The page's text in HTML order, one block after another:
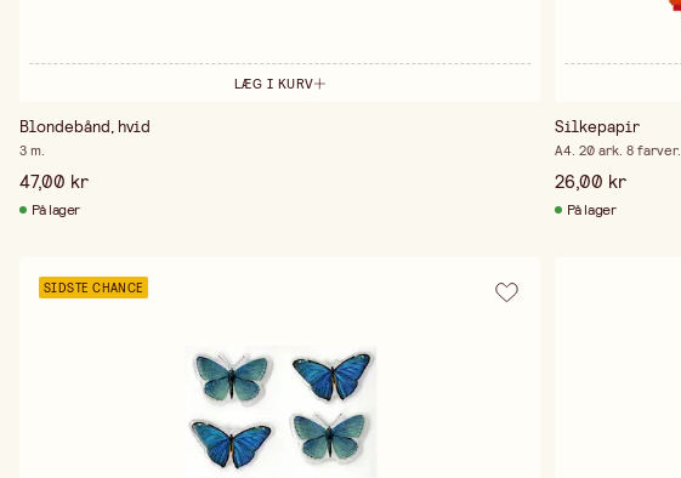
LÆG I KURV
Blondebånd, hvid
3 m.
47,00 kr
På lager
Silkepapir
A4. 20 ark. 8 farver.
26,00 kr
På lager
SIDSTE CHANCE